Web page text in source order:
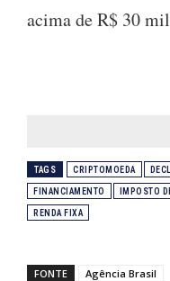
acima de R$ 30
TAGS CRIPTOMOEDA
FINANCIAMENTO IMPOSTO
RENDA FIXA
FONTE Agência Brasil